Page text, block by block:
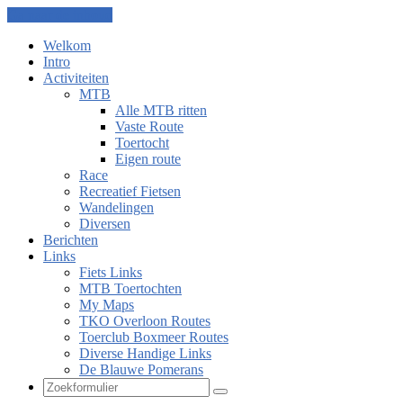
Welkom
Intro
Activiteiten
MTB
Alle MTB ritten
Vaste Route
Toertocht
Eigen route
Race
Recreatief Fietsen
Wandelingen
Diversen
Berichten
Links
Fiets Links
MTB Toertochten
My Maps
TKO Overloon Routes
Toerclub Boxmeer Routes
Diverse Handige Links
De Blauwe Pomerans
Zoeken